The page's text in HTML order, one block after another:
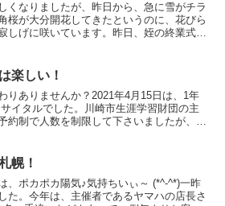
くなりましたが、昨日から、急に雪がチラ
桜が大分開花してきたというのに、花びら
しげに咲いています。昨日、姪の終業式が
楽しい！
りありませんか？2021年4月15日は、1年
イタルでした。川崎市生涯学習財団の主
約制で人数を制限して下さいましたが、当
幌！
、ポカポカ陽気♪気持ちいぃ～ (*^-^*)一昨
た。今年は、主催者であるヤマハの店長さ